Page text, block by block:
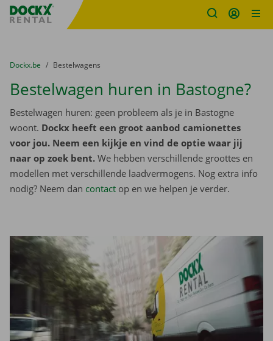
Fratello DEMO
U bevindt zich hier:
van
Dockx.be naar
Bestelwagens
Bestelwagen huren in Bastogne?
Bestelwagen huren: geen probleem als je in Bastogne
woont. Dockx heeft een groot aanbod camionettes
voor jou. Neem een kijkje en vind de optie waar jij
naar op zoek bent. We hebben verschillende groottes en
modellen met verschillende laadvermogens. Nog extra info
nodig? Neem dan contact op en we helpen je verder.